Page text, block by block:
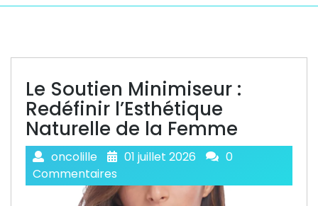
Le Soutien Minimiseur :
Redéfinir l’Esthétique
Naturelle de la Femme
oncolille 01 juillet 2026
0
Commentaires